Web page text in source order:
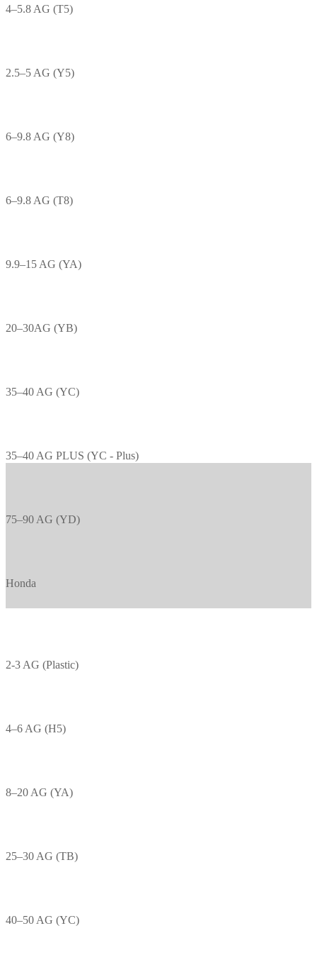
4–5.8 AG (T5)
2.5–5 AG (Y5)
6–9.8 AG (Y8)
6–9.8 AG (T8)
9.9–15 AG (YA)
20–30AG (YB)
35–40 AG (YC)
35–40 AG PLUS (YC - Plus)
75–90 AG (YD)
Honda
2-3 AG (Plastic)
4–6 AG (H5)
8–20 AG (YA)
25–30 AG (TB)
40–50 AG (YC)